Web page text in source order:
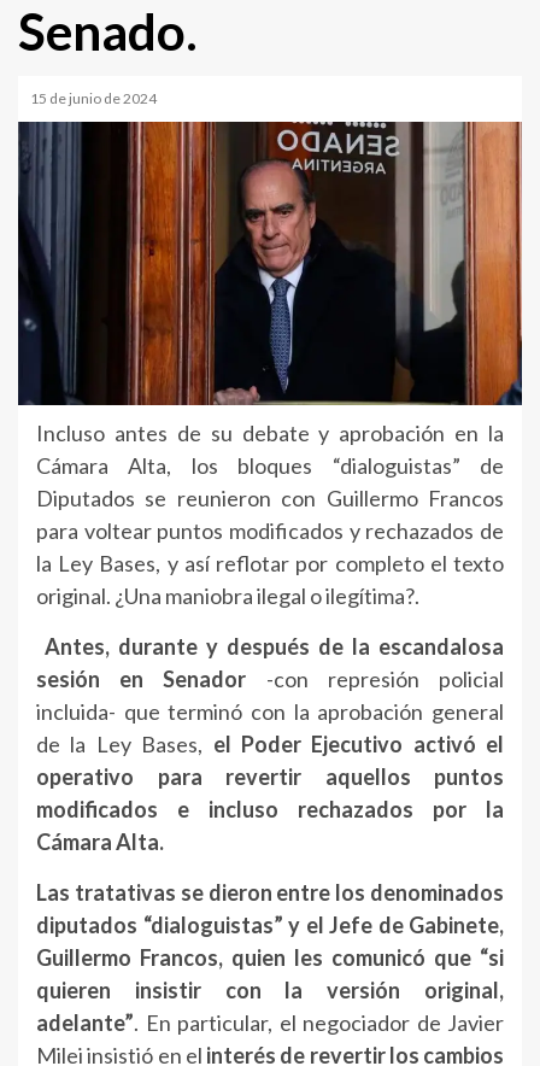
Senado.
15 de junio de 2024
Incluso antes de su debate y aprobación en la
Cámara Alta, los bloques “dialoguistas” de
Diputados se reunieron con Guillermo Francos
para voltear puntos modificados y rechazados de
la Ley Bases, y así reflotar por completo el texto
original. ¿Una maniobra ilegal o ilegítima?.
Antes, durante y después de la escandalosa
sesión en Senador -con represión policial
incluida- que terminó con la aprobación general
de la Ley Bases, el Poder Ejecutivo activó el
operativo para revertir aquellos puntos
modificados e incluso rechazados por la
Cámara Alta.
Las tratativas se dieron entre los denominados
diputados “dialoguistas” y el Jefe de Gabinete,
Guillermo Francos, quien les comunicó que “si
quieren insistir con la versión original,
adelante”. En particular, el negociador de Javier
Milei insistió en el interés de revertir los cambios